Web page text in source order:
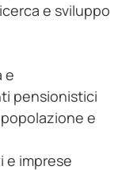
e sviluppo
e
pensionistici
e
e imprese